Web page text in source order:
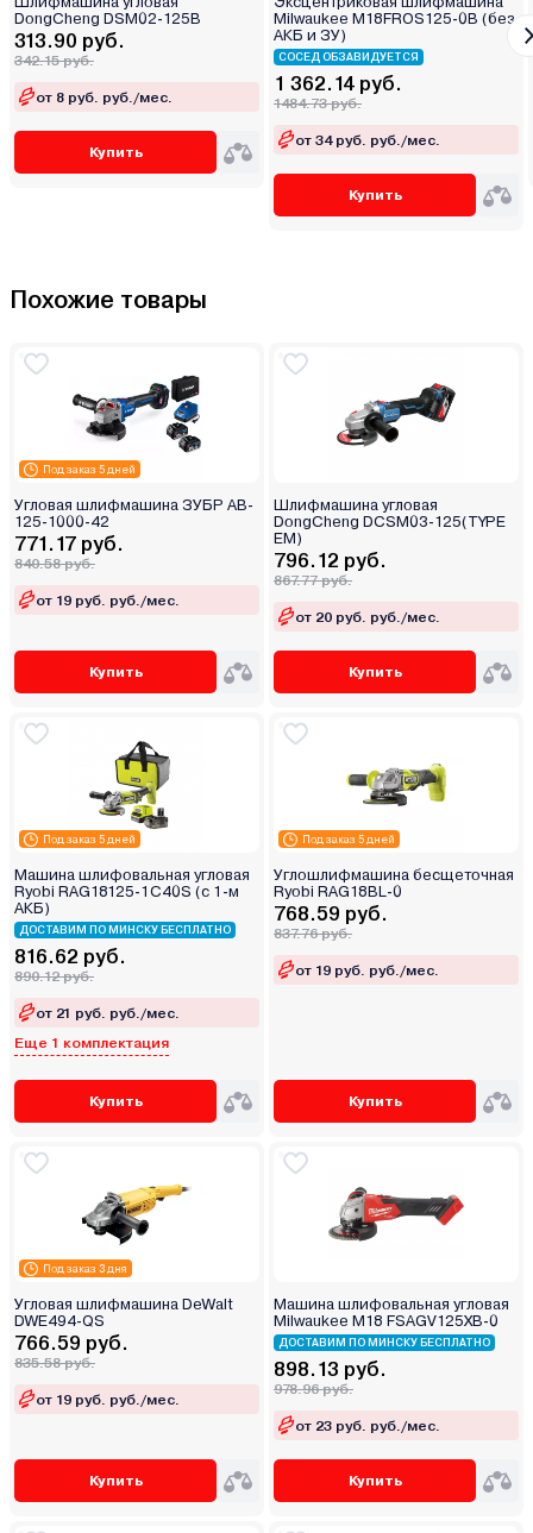
DongCheng DSM02-125B
313.90 руб.
342.15 руб.
от 8 руб. руб./мес.
Купить
Milwaukee M18FROS125-0B (без
АКБ и ЗУ)
СОСЕД ОБЗАВИДУЕТСЯ
1 362.14 руб.
1484.73 руб.
от 34 руб. руб./мес.
Купить
Похожие товары
Под заказ 5 дней
Угловая шлифмашина ЗУБР AB-
125-1000-42
771.17 руб.
840.58 руб.
от 19 руб. руб./мес.
Купить
Шлифмашина угловая
DongCheng DCSM03-125(TYPE
EM)
796.12 руб.
867.77 руб.
от 20 руб. руб./мес.
Купить
Под заказ 5 дней
Машина шлифовальная угловая
Ryobi RAG18125-1C40S (с 1-м
АКБ)
ДОСТАВИМ ПО МИНСКУ БЕСПЛАТНО
816.62 руб.
890.12 руб.
от 21 руб. руб./мес.
Еще 1 комплектация
Купить
Под заказ 5 дней
Углошлифмашина бесщеточная
Ryobi RAG18BL-0
768.59 руб.
837.76 руб.
от 19 руб. руб./мес.
Купить
Под заказ 3 дня
Угловая шлифмашина DeWalt
DWE494-QS
766.59 руб.
835.58 руб.
от 19 руб. руб./мес.
Купить
Машина шлифовальная угловая
Milwaukee M18 FSAGV125XB-0
ДОСТАВИМ ПО МИНСКУ БЕСПЛАТНО
898.13 руб.
978.96 руб.
от 23 руб. руб./мес.
Купить